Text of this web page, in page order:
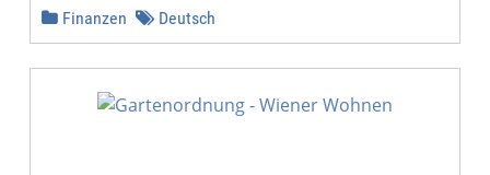
Finanzen Deutsch